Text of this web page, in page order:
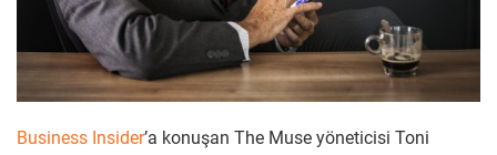
Business Insider’a konuşan The Muse yöneticisi Toni